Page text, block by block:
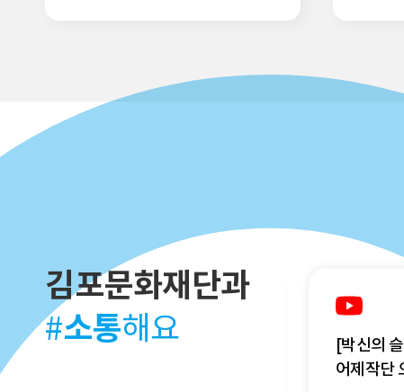
김포문화재단과
#소통해요
아트센터 기획전시 [사랑의 색채
[박신의
어제작단